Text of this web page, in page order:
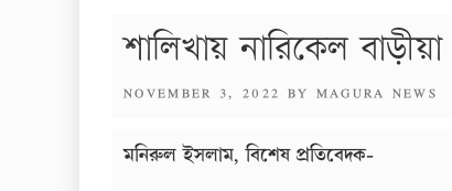
শালিখায় নারিকেল
POSTED
NOVEMBER 3, 2022 BY MAGURA NEWS
মনিরুল ইসলাম, বিশেষ প্রতিবেদক-